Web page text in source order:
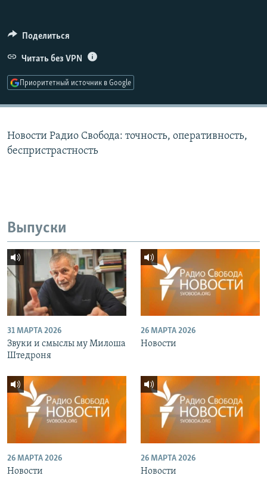
ПОДПИШИТЕСЬ НА РАССЫЛКУ
СОЦИАЛЬНЫЕ СЕТИ
Поделиться
Читать без VPN
Приоритетный источник в Google
Новости Радио Свобода: точность, оперативность,
беспристрастность
Выпуски
31 МАРТА 2026
Звуки и смыслы му Милоша
Штедроня
26 МАРТА 2026
Новости
26 МАРТА 2026
Новости
26 МАРТА 2026
Новости